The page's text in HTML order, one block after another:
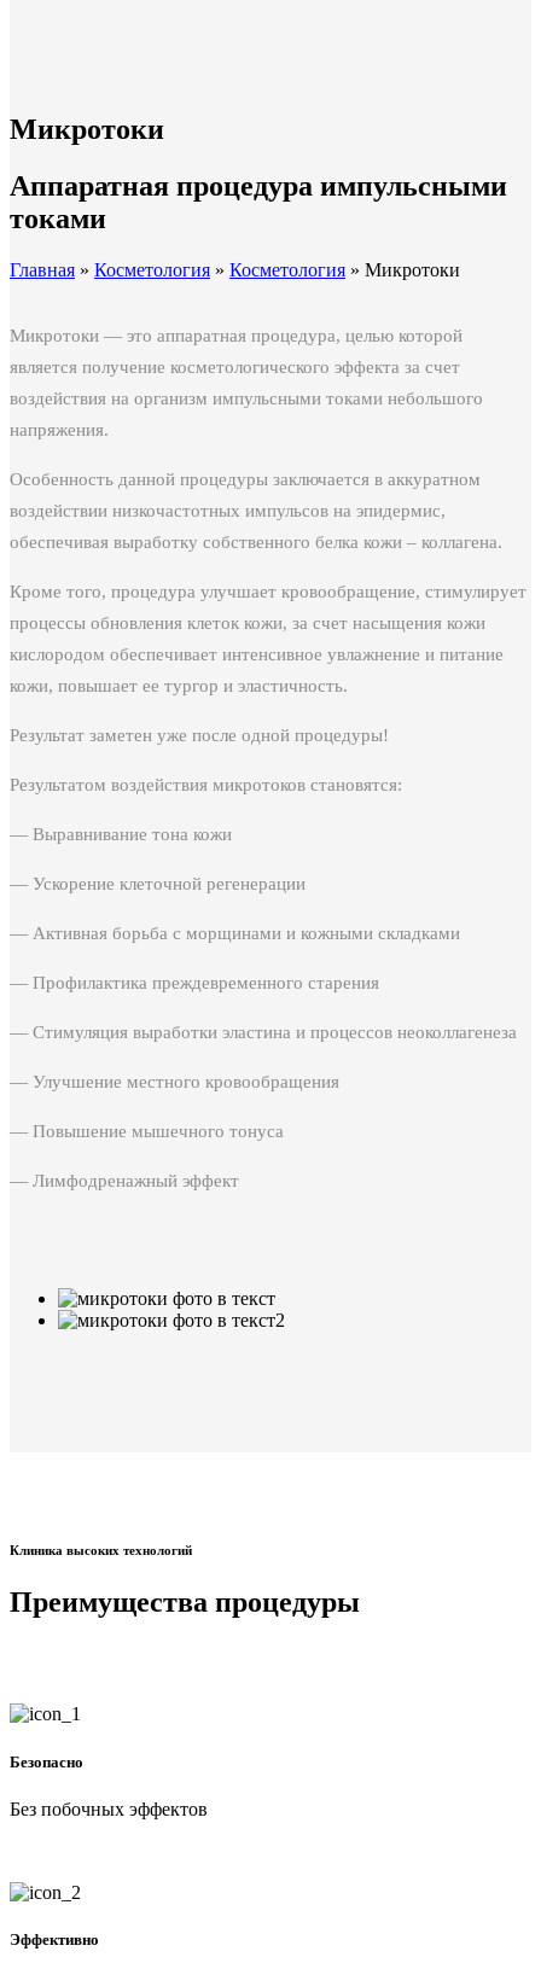
Микротоки
Аппаратная процедура импульсными
токами
Главная » Косметология » Косметология » Микротоки
Микротоки — это аппаратная процедура, целью которой
является получение косметологического эффекта за счет
воздействия на организм импульсными токами небольшого
напряжения.
Особенность данной процедуры заключается в аккуратном
воздействии низкочастотных импульсов на эпидермис,
обеспечивая выработку собственного белка кожи – коллагена.
Кроме того, процедура улучшает кровообращение, стимулирует
процессы обновления клеток кожи, за счет насыщения кожи
кислородом обеспечивает интенсивное увлажнение и питание
кожи, повышает ее тургор и эластичность.
Результат заметен уже после одной процедуры!
Результатом воздействия микротоков становятся:
— Выравнивание тона кожи
— Ускорение клеточной регенерации
— Активная борьба с морщинами и кожными складками
— Профилактика преждевременного старения
— Стимуляция выработки эластина и процессов неоколлагенеза
— Улучшение местного кровообращения
— Повышение мышечного тонуса
— Лимфодренажный эффект
Клиника высоких технологий
Преимущества процедуры
Безопасно
Без побочных эффектов
Эффективно